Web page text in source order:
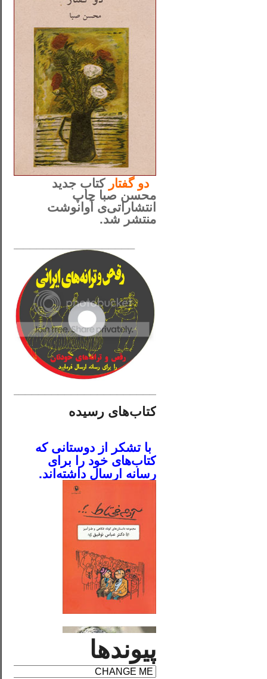
دوگفتار کتاب جدید
محسن صبا چاپ
انتشاراتی‌ی آوانوشت
منتشر شد.
کتاب‌های رسیده
با تشکر از دوستانی که
کتاب‌های خود را برای
رسانه ارسال داشته‌اند.
پیوندها